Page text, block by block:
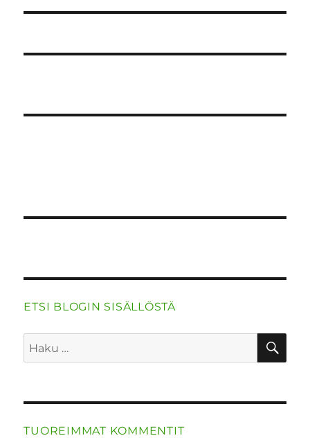
ETSI BLOGIN SISÄLLÖSTÄ
Etsi:
TUOREIMMAT KOMMENTIT